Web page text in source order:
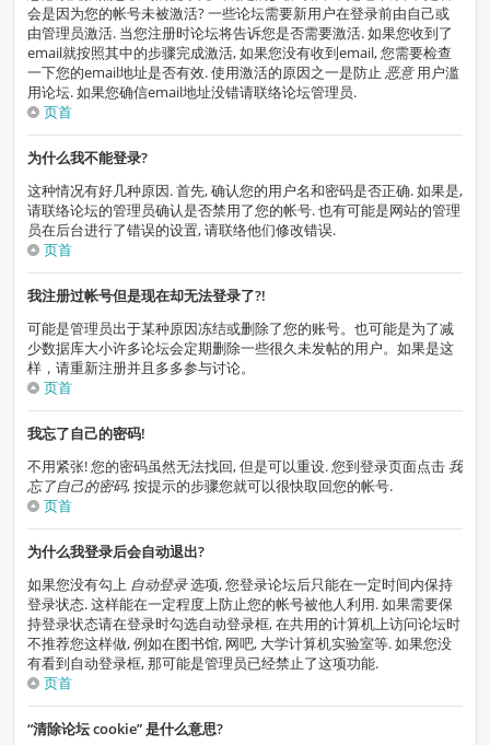
会是因为您的帐号未被激活? 一些论坛需要新用户在登录前由自己或
由管理员激活. 当您注册时论坛将告诉您是否需要激活. 如果您收到了
email就按照其中的步骤完成激活, 如果您没有收到email, 您需要检查
一下您的email地址是否有效. 使用激活的原因之一是防止 恶意用户滥
用论坛. 如果您确信email地址没错请联络论坛管理员.
页首
为什么我不能登录?
这种情况有好几种原因. 首先, 确认您的用户名和密码是否正确. 如果是,
请联络论坛的管理员确认是否禁用了您的帐号. 也有可能是网站的管理
员在后台进行了错误的设置, 请联络他们修改错误.
页首
我注册过帐号但是现在却无法登录了?!
可能是管理员出于某种原因冻结或删除了您的账号。也可能是为了减
少数据库大小许多论坛会定期删除一些很久未发帖的用户。如果是这
样，请重新注册并且多多参与讨论。
页首
我忘了自己的密码!
不用紧张! 您的密码虽然无法找回, 但是可以重设. 您到登录页面点击 我
忘了自己的密码, 按提示的步骤您就可以很快取回您的帐号.
页首
为什么我登录后会自动退出?
如果您没有勾上 自动登录选项, 您登录论坛后只能在一定时间内保持
登录状态. 这样能在一定程度上防止您的帐号被他人利用. 如果需要保
持登录状态请在登录时勾选自动登录框, 在共用的计算机上访问论坛时
不推荐您这样做, 例如在图书馆, 网吧, 大学计算机实验室等. 如果您没
有看到自动登录框, 那可能是管理员已经禁止了这项功能.
页首
“清除论坛 cookie” 是什么意思?